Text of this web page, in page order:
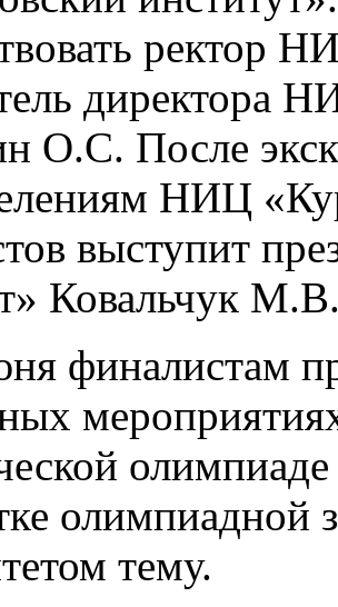
директора
О.С. После
НИЦ
выступит
Ковальчук
финалистам
олимпиадной
тему.